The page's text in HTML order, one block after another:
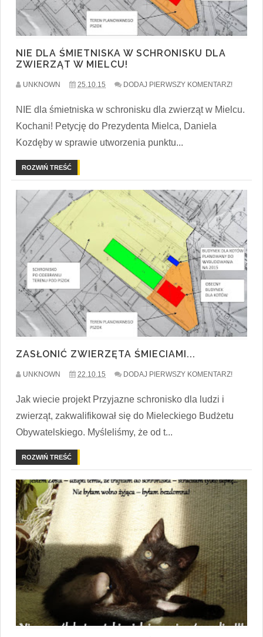
NIE DLA ŚMIETNISKA W SCHRONISKU DLA
ZWIERZĄT W MIELCU!
UNKNOWN 25.10.15 DODAJ PIERWSZY KOMENTARZ!
NIE dla śmietniska w schronisku dla zwierząt w Mielcu.
Kochani! Petycję do Prezydenta Mielca, Daniela
Kozdęby w sprawie utworzenia punktu...
ROZWIŃ TREŚĆ
ZASŁONIĆ ZWIERZĘTA ŚMIECIAMI...
UNKNOWN 22.10.15 DODAJ PIERWSZY KOMENTARZ!
Jak wiecie projekt Przyjazne schronisko dla ludzi i
zwierząt, zakwalifikował się do Mieleckiego Budżetu
Obywatelskiego. Myśleliśmy, że od t...
ROZWIŃ TREŚĆ